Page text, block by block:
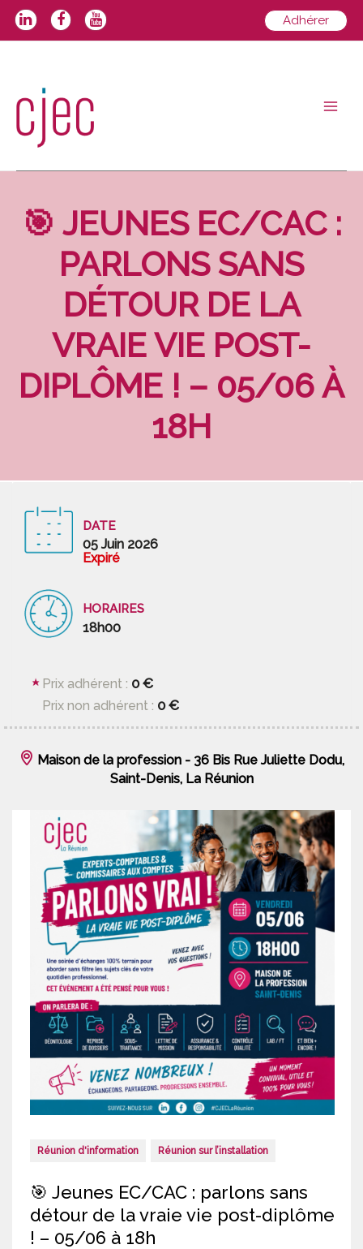
Aller
Adhérer
🎯 JEUNES EC/CAC :
PARLONS SANS
DÉTOUR DE LA
VRAIE VIE POST-
DIPLÔME ! – 05/06 À
18H
DATE
05 Juin 2026
Expiré
HORAIRES
18h00
Prix adhérent : 0 €
Prix non adhérent : 0 €
Maison de la profession - 36 Bis Rue Juliette Dodu,
Saint-Denis, La Réunion
Réunion d'information Réunion sur l’installation
🎯 Jeunes EC/CAC : parlons sans
détour de la vraie vie post-diplôme
! – 05/06 à 18h